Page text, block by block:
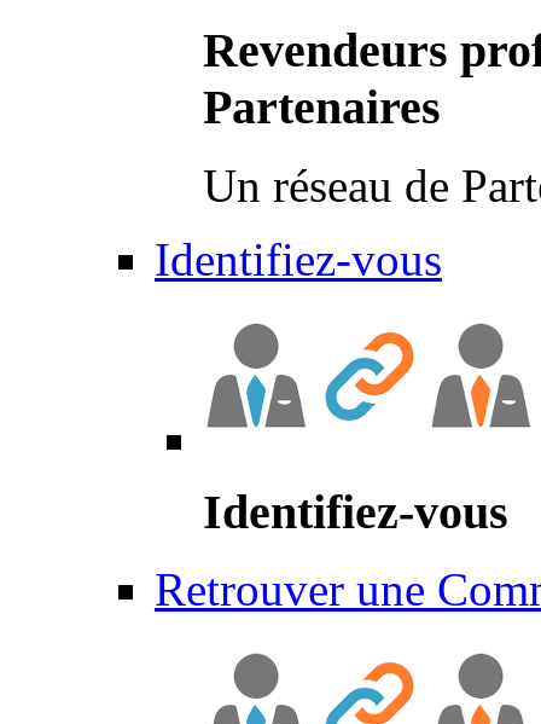
Revendeurs
Partenaires
Un réseau de
Identifiez-vous
Identifiez-vous
Retrouver une